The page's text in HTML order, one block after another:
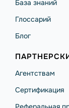
База знаний
Глоссарий
Блог
Агентствам
Сертификация